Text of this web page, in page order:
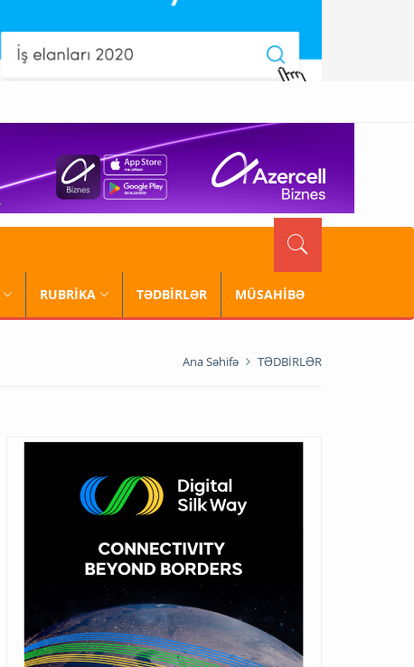
RUBRİKA TƏDBİRLƏR MÜSAHİBƏ
Ana Səhifə TƏDBİRLƏR